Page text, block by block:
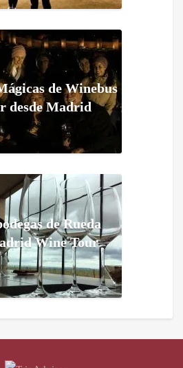
de Winebus
desde Madrid
de Rueda
Wine Tour